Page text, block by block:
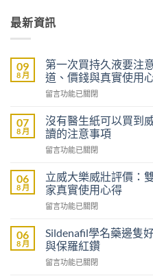
最新資訊
09
8 月
第一次買持久液要注
道、價錢與真實使用
在
一
次
買
持
液
要
注
意
麼？
香
用
留言功能已關閉
07
8 月
沒有醫生紙可以買到
讀的注意事項
在
有
醫
生
紙
以
買
到
威
留言功能已關閉
06
8 月
立威大樂威壯評價：
家真實使用心得
在
威
大
樂
威
留言功能已關閉
06
8 月
Sildenafil學名藥邊隻
與保羅紅鑽
在
留言功能已關閉